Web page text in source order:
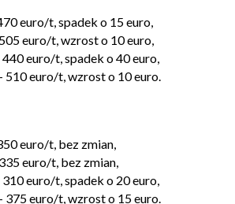
euro/t, spadek o 15 euro,
euro/t, wzrost o 10 euro,
euro/t, spadek o 40 euro,
510 euro/t, wzrost o 10 euro.
euro/t, bez zmian,
euro/t, bez zmian,
euro/t, spadek o 20 euro,
375 euro/t, wzrost o 15 euro.